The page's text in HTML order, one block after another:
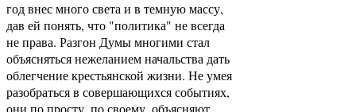
год внес много света и в темную массу,
дав ей понять, что "политика" не всегда
не права. Разгон Думы многими стал
объясняться нежеланием начальства дать
облегчение крестьянской жизни. Не умея
разобраться в совершающихся событиях,
они по просту, по своему, объясняют